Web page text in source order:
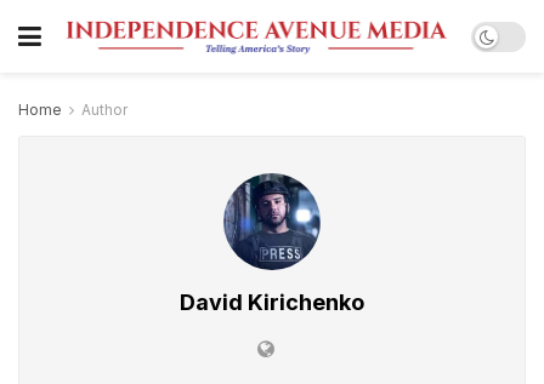
Home Author
David Kirichenko